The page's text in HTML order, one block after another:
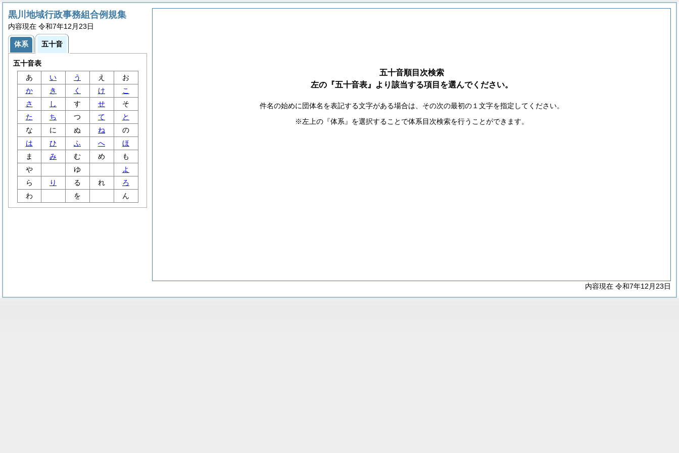
五十音順目次検索
左の『五十音表』より該当する項目を選んでください。
件名の始めに団体名を表記する文字がある場合は、その次の最初の１文字を指定してください。
※左上の『体系』を選択することで体系目次検索を行うことができます。
内容現在 令和7年12月23日
黒川地域行政事務組合例規集
内容現在 令和7年12月23日
体系 五十音
五十音表
あ
い う え
お
か
き く け
こ
さ
し す せ
そ
た
ち つ て
と
な
に ぬ ね
の
は
ひ ふ へ
ほ
ま
み む め
も
や
ゆ
よ
ら
り る れ
ろ
わ
を ん